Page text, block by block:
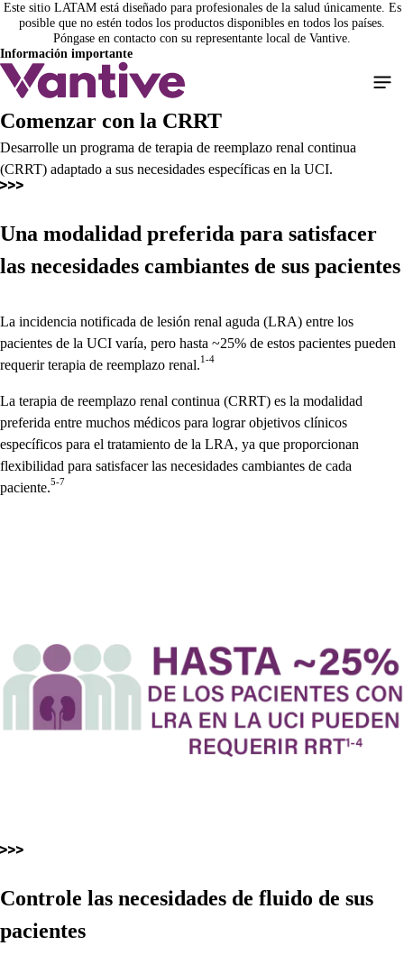
Pasar
contenido
principal
Este sitio LATAM está diseñado para profesionales de la salud únicamente. Es
posible que no estén todos los productos disponibles en todos los países.
Póngase en contacto con su representante local de Vantive.
Información importante
Comenzar con la CRRT
Desarrolle un programa de terapia de reemplazo renal continua
(CRRT) adaptado a sus necesidades específicas en la UCI.
Una modalidad preferida para satisfacer
las necesidades cambiantes de sus pacientes
La incidencia notificada de lesión renal aguda (LRA) entre los
pacientes de la UCI varía, pero hasta ~25% de estos pacientes pueden
requerir terapia de reemplazo renal.1-4
La terapia de reemplazo renal continua (CRRT) es la modalidad
preferida entre muchos médicos para lograr objetivos clínicos
específicos para el tratamiento de la LRA, ya que proporcionan
flexibilidad para satisfacer las necesidades cambiantes de cada
paciente.5-7
Controle las necesidades de fluido de sus
pacientes